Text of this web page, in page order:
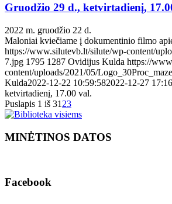
Gruodžio 29 d., ketvirtadienį,
2022 m. gruodžio 22 d.
Maloniai kviečiame į dokumentinio filmo
https://www.silutevb.lt/silute/wp-content/
7.jpg 1795 1287 Ovidijus Kulda https://
content/uploads/2021/05/
Kulda2022-12-22 10:59:582022-12-27
ketvirtadienį, 17.00 val.
Puslapis 1 iš 31 23
MINĖTINOS DATOS
Facebook